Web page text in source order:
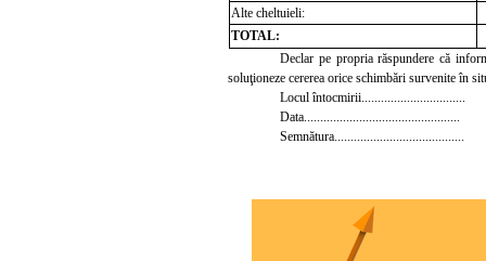
Alte cheltuieli:
TOTAL:
Declar pe propria răspundere că
soluţioneze cererea orice schimbări survenite în
Locul întocmirii................................
Data................................................
Semnătura........................................